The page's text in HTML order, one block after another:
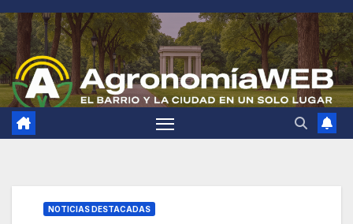
Saltar
al
contenido
NOTICIAS DESTACADAS